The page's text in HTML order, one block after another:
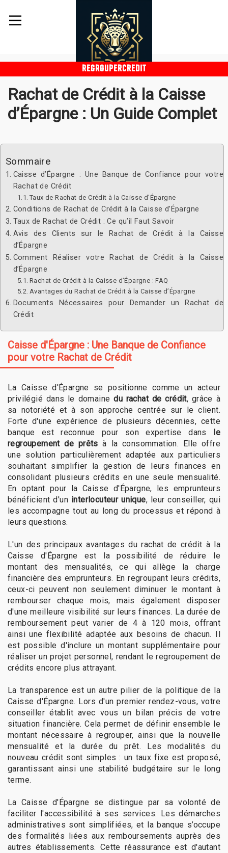
REGROUPERCREDIT
Rachat de Crédit à la Caisse
d’Épargne : Un Guide Complet
Sommaire
Caisse d’Épargne : Une Banque de Confiance pour votre
Rachat de Crédit
Taux de Rachat de Crédit à la Caisse d’Épargne
Conditions de Rachat de Crédit à la Caisse d’Épargne
Taux de Rachat de Crédit : Ce qu’il Faut Savoir
Avis des Clients sur le Rachat de Crédit à la Caisse
d’Épargne
Comment Réaliser votre Rachat de Crédit à la Caisse
d’Épargne
Rachat de Crédit à la Caisse d’Épargne : FAQ
Avantages du Rachat de Crédit à la Caisse d’Épargne
Documents Nécessaires pour Demander un Rachat de
Crédit
Caisse d'Épargne : Une Banque de Confiance
pour votre Rachat de Crédit
La Caisse d'Épargne se positionne comme un acteur
privilégié dans le domainedu rachat de crédit, grâce à
sa notoriété et à son approche centrée sur le client.
Forte d'une expérience de plusieurs décennies, cette
banque est reconnue pour son expertise dans
le
regroupement de prêts à la consommation. Elle offre
une solution particulièrement adaptée aux particuliers
souhaitant simplifier la gestion de leurs finances en
consolidant plusieurs crédits en une seule mensualité.
En optant pour la Caisse d'Épargne, les emprunteurs
bénéficient d'un interlocuteur unique, leur conseiller, qui
les accompagne tout au long du processus et répond à
leurs questions.
L'un des principaux avantages du rachat de crédit à la
Caisse d'Épargne est la possibilité de réduire le
montant des mensualités, ce qui allège la charge
financière des emprunteurs. En regroupant leurs crédits,
ceux-ci peuvent non seulement diminuer le montant à
rembourser chaque mois, mais également disposer
d'une meilleure visibilité sur leurs finances. La durée de
remboursement peut varier de 4 à 120 mois, offrant
ainsi une flexibilité adaptée aux besoins de chacun. Il
est possible d'inclure un montant supplémentaire pour
réaliser un projet personnel, rendant le regroupement de
crédits encore plus attrayant.
La transparence est un autre pilier de la politique de la
Caisse d'Épargne. Lors d'un premier rendez-vous, votre
conseiller établit avec vous un bilan précis de votre
situation financière. Cela permet de définir ensemble le
montant nécessaire à regrouper, ainsi que la nouvelle
mensualité et la durée du prêt. Les modalités du
nouveau crédit sont simples : un taux fixe est proposé,
garantissant ainsi une stabilité budgétaire sur le long
terme.
La Caisse d'Épargne se distingue par sa volonté de
faciliter l'accessibilité à ses services. Les démarches
administratives sont simplifiées, et la banque s’occupe
des formalités liées aux remboursements auprès des
autres établissements. Cette réassurance est d'autant